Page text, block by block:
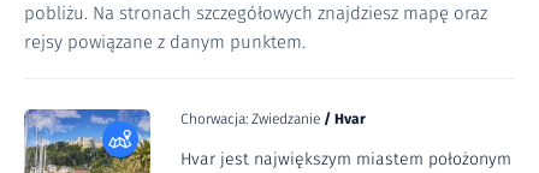
pobliżu. Na stronach szczegółowych znajdziesz mapę oraz
rejsy powiązane z danym punktem.
Chorwacja: Zwiedzanie / Hvar
Hvar jest największym miastem położonym